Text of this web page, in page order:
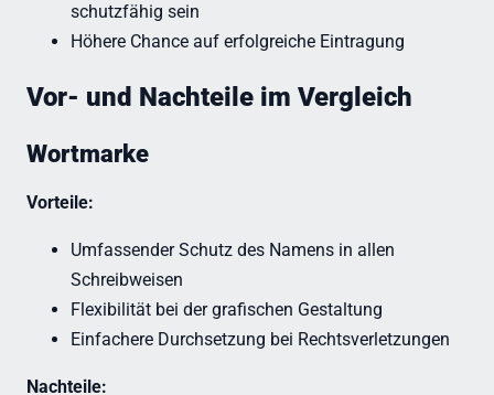
schutzfähig sein
Höhere Chance auf erfolgreiche Eintragung
Vor- und Nachteile im Vergleich
Wortmarke
Vorteile:
Umfassender Schutz des Namens in allen
Schreibweisen
Flexibilität bei der grafischen Gestaltung
Einfachere Durchsetzung bei Rechtsverletzungen
Nachteile: